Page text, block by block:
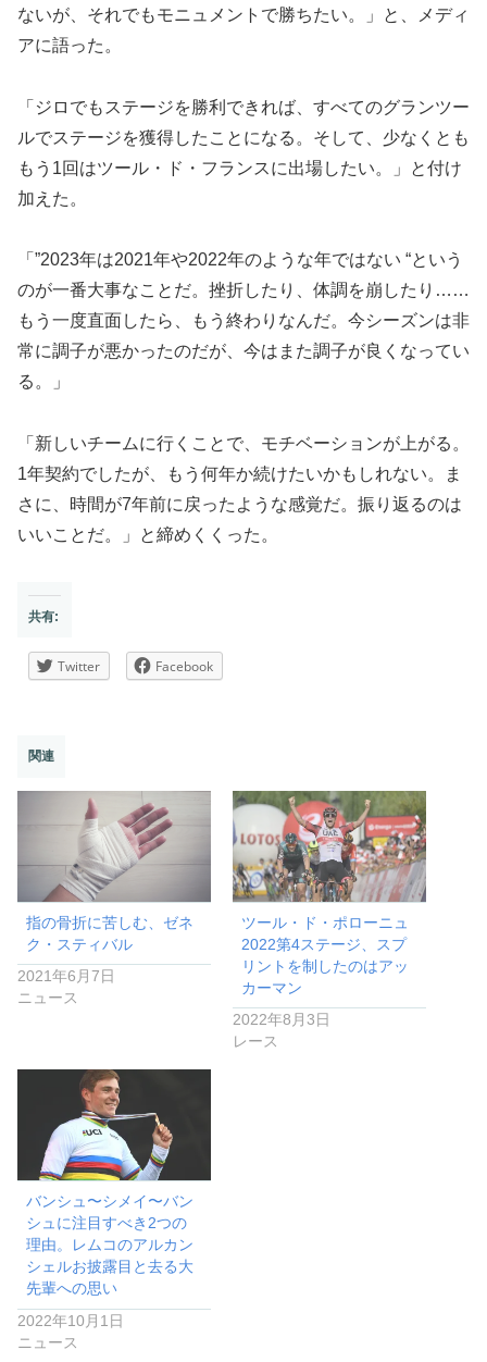
ないが、それでもモニュメントで勝ちたい。」と、メディ
アに語った。
「ジロでもステージを勝利できれば、すべてのグランツー
ルでステージを獲得したことになる。そして、少なくとも
もう1回はツール・ド・フランスに出場したい。」と付け
加えた。
「”2023年は2021年や2022年のような年ではない “という
のが一番大事なことだ。挫折したり、体調を崩したり……
もう一度直面したら、もう終わりなんだ。今シーズンは非
常に調子が悪かったのだが、今はまた調子が良くなってい
る。」
「新しいチームに行くことで、モチベーションが上がる。
1年契約でしたが、もう何年か続けたいかもしれない。ま
さに、時間が7年前に戻ったような感覚だ。振り返るのは
いいことだ。」と締めくくった。
共有:
Twitter Facebook
関連
指の骨折に苦しむ、ゼネ
ク・スティバル
2021年6月7日
ニュース
ツール・ド・ポローニュ
2022第4ステージ、スプ
リントを制したのはアッ
カーマン
2022年8月3日
レース
バンシュ〜シメイ〜バン
シュに注目すべき2つの
理由。レムコのアルカン
シェルお披露目と去る大
先輩への思い
2022年10月1日
ニュース